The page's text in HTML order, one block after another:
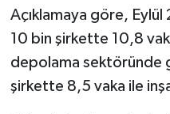
Açıklamaya göre,
10 bin şirkette 10,8
depolama sektöründe
şirkette 8,5 vaka ile